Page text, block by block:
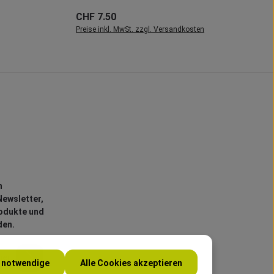
Regulärer Preis:
CHF 7.50
Preise inkl. MwSt. zzgl. Versandkosten
und
notwendige Alle Cookies akzeptieren